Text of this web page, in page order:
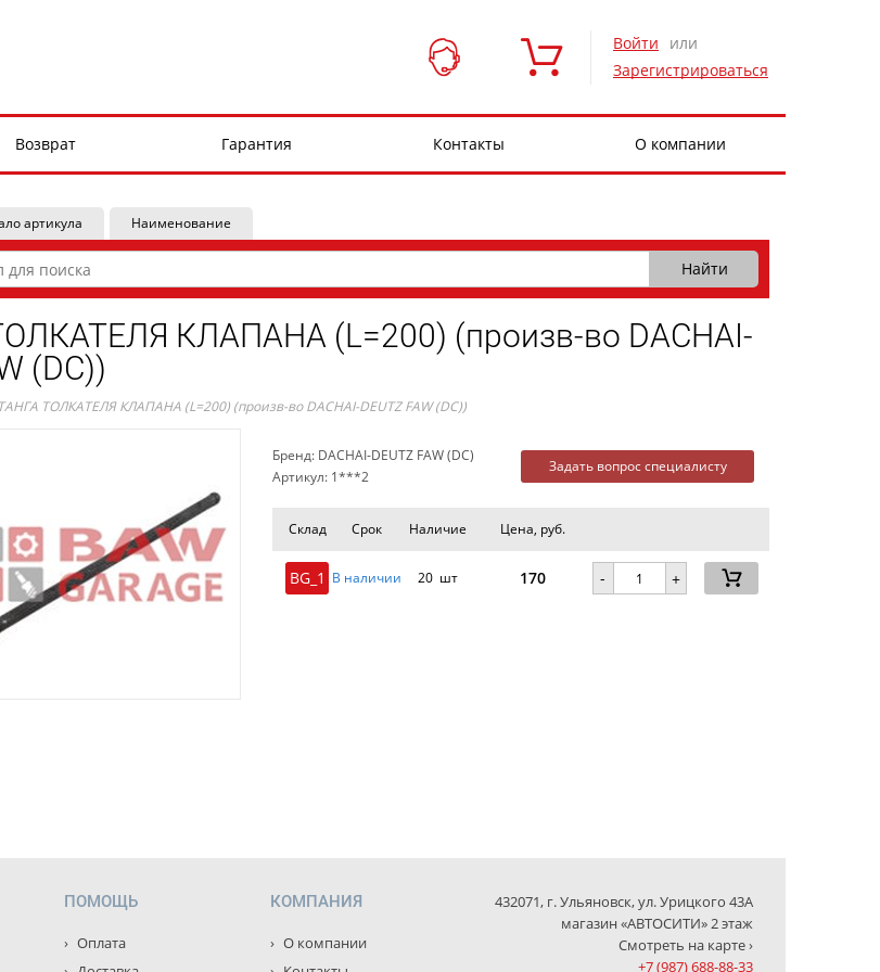
Войти
или
Зарегистрироваться
Возврат Гарантия Контакты О компании
артикула Наименование
КЛАПАНА (L=200) (произв-во DACHAI-
(DC))
ТОЛКАТЕЛЯ КЛАПАНА (L=200) (произв-во DACHAI-DEUTZ FAW (DC))
Бренд: DACHAI-DEUTZ FAW (DC)
Артикул: 1***2
Задать вопрос специалисту
Склад Срок Наличие Цена, руб.
BG_1 В наличии 20 шт 170 - +
ПОМОЩЬ
Оплата
КОМПАНИЯ
О компании
432071, г. Ульяновск, ул. Урицкого 43А
магазин «АВТОСИТИ» 2 этаж
Смотреть на карте ›
+7 (987) 688-88-33